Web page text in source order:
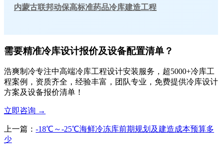
内蒙古联邦动保高标准药品冷库建造工程
需要精准冷库设计报价及设备配置清单？
浩爽制冷专注中高端冷库工程设计安装服务，超5000+冷库工
程案例，资质齐全，经验丰富，团队专业，免费提供冷库设计
方案及设备报价清单！
立即咨询 →
上一篇： -18℃～-25℃海鲜冷冻库前期规划及建造成本预算多
少